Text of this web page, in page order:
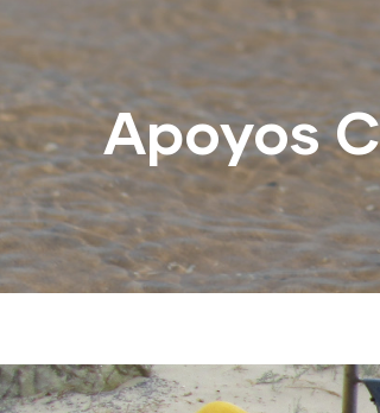
Apoyos